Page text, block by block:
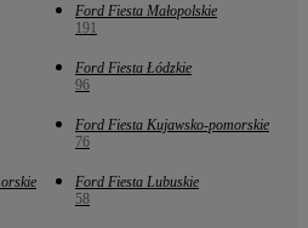
Ford Fiesta Małopolskie
191
Ford Fiesta Łódzkie
96
Ford Fiesta Kujawsko-pomorskie
76
Ford Fiesta Lubuskie
58